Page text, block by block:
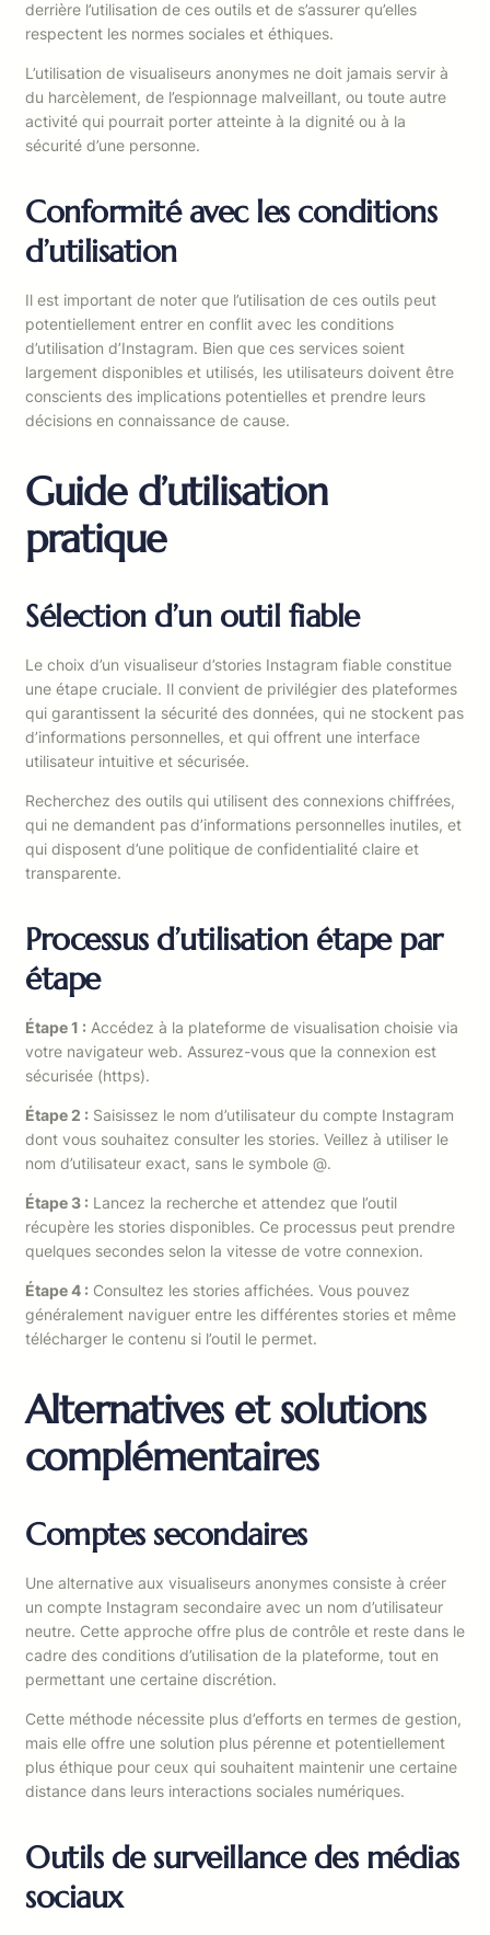
derrière l’utilisation de ces outils et de s’assurer qu’elles
respectent les normes sociales et éthiques.
L’utilisation de visualiseurs anonymes ne doit jamais servir à
du harcèlement, de l’espionnage malveillant, ou toute autre
activité qui pourrait porter atteinte à la dignité ou à la
sécurité d’une personne.
Conformité avec les conditions
d’utilisation
Il est important de noter que l’utilisation de ces outils peut
potentiellement entrer en conflit avec les conditions
d’utilisation d’Instagram. Bien que ces services soient
largement disponibles et utilisés, les utilisateurs doivent être
conscients des implications potentielles et prendre leurs
décisions en connaissance de cause.
Guide d’utilisation
pratique
Sélection d’un outil fiable
Le choix d’un visualiseur d’stories Instagram fiable constitue
une étape cruciale. Il convient de privilégier des plateformes
qui garantissent la sécurité des données, qui ne stockent pas
d’informations personnelles, et qui offrent une interface
utilisateur intuitive et sécurisée.
Recherchez des outils qui utilisent des connexions chiffrées,
qui ne demandent pas d’informations personnelles inutiles, et
qui disposent d’une politique de confidentialité claire et
transparente.
Processus d’utilisation étape par
étape
Étape 1 : Accédez à la plateforme de visualisation choisie via
votre navigateur web. Assurez-vous que la connexion est
sécurisée (https).
Étape 2 : Saisissez le nom d’utilisateur du compte Instagram
dont vous souhaitez consulter les stories. Veillez à utiliser le
nom d’utilisateur exact, sans le symbole @.
Étape 3 : Lancez la recherche et attendez que l’outil
récupère les stories disponibles. Ce processus peut prendre
quelques secondes selon la vitesse de votre connexion.
Étape 4 : Consultez les stories affichées. Vous pouvez
généralement naviguer entre les différentes stories et même
télécharger le contenu si l’outil le permet.
Alternatives et solutions
complémentaires
Comptes secondaires
Une alternative aux visualiseurs anonymes consiste à créer
un compte Instagram secondaire avec un nom d’utilisateur
neutre. Cette approche offre plus de contrôle et reste dans le
cadre des conditions d’utilisation de la plateforme, tout en
permettant une certaine discrétion.
Cette méthode nécessite plus d’efforts en termes de gestion,
mais elle offre une solution plus pérenne et potentiellement
plus éthique pour ceux qui souhaitent maintenir une certaine
distance dans leurs interactions sociales numériques.
Outils de surveillance des médias
sociaux